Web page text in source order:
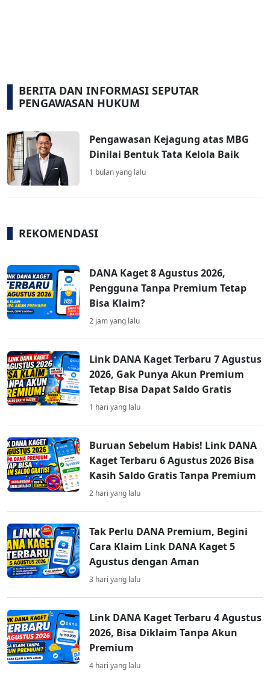
BERITA DAN INFORMASI SEPUTAR
PENGAWASAN HUKUM
Pengawasan Kejagung atas MBG
Dinilai Bentuk Tata Kelola Baik
1 bulan yang lalu
REKOMENDASI
DANA Kaget 8 Agustus 2026,
Pengguna Tanpa Premium Tetap
Bisa Klaim?
2 jam yang lalu
Link DANA Kaget Terbaru 7 Agustus
2026, Gak Punya Akun Premium
Tetap Bisa Dapat Saldo Gratis
1 hari yang lalu
Buruan Sebelum Habis! Link DANA
Kaget Terbaru 6 Agustus 2026 Bisa
Kasih Saldo Gratis Tanpa Premium
2 hari yang lalu
Tak Perlu DANA Premium, Begini
Cara Klaim Link DANA Kaget 5
Agustus dengan Aman
3 hari yang lalu
Link DANA Kaget Terbaru 4 Agustus
2026, Bisa Diklaim Tanpa Akun
Premium
4 hari yang lalu